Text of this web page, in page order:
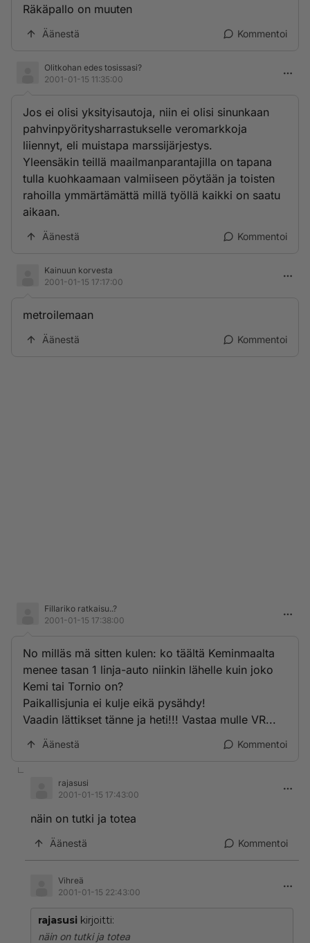
Räkäpallo on muuten
Äänestä Kommentoi
Olitkohan edes tosissasi?
2001-01-15 11:35:00
Jos ei olisi yksityisautoja, niin ei olisi sinunkaan
pahvinpyöritysharrastukselle veromarkkoja
liiennyt, eli muistapa marssijärjestys.
Yleensäkin teillä maailmanparantajilla on tapana
tulla kuohkaamaan valmiiseen pöytään ja toisten
rahoilla ymmärtämättä millä työllä kaikki on saatu
aikaan.
Äänestä Kommentoi
Kainuun korvesta
2001-01-15 17:17:00
metroilemaan
Äänestä Kommentoi
Fillariko ratkaisu..?
2001-01-15 17:38:00
No milläs mä sitten kulen: ko täältä Keminmaalta
menee tasan 1 linja-auto niinkin lähelle kuin joko
Kemi tai Tornio on?
Paikallisjunia ei kulje eikä pysähdy!
Vaadin lättikset tänne ja heti!!! Vastaa mulle VR...
Äänestä Kommentoi
rajasusi
2001-01-15 17:43:00
näin on tutki ja totea
Äänestä Kommentoi
Vihreä
2001-01-15 22:43:00
rajasusi kirjoitti:
näin on tutki ja totea